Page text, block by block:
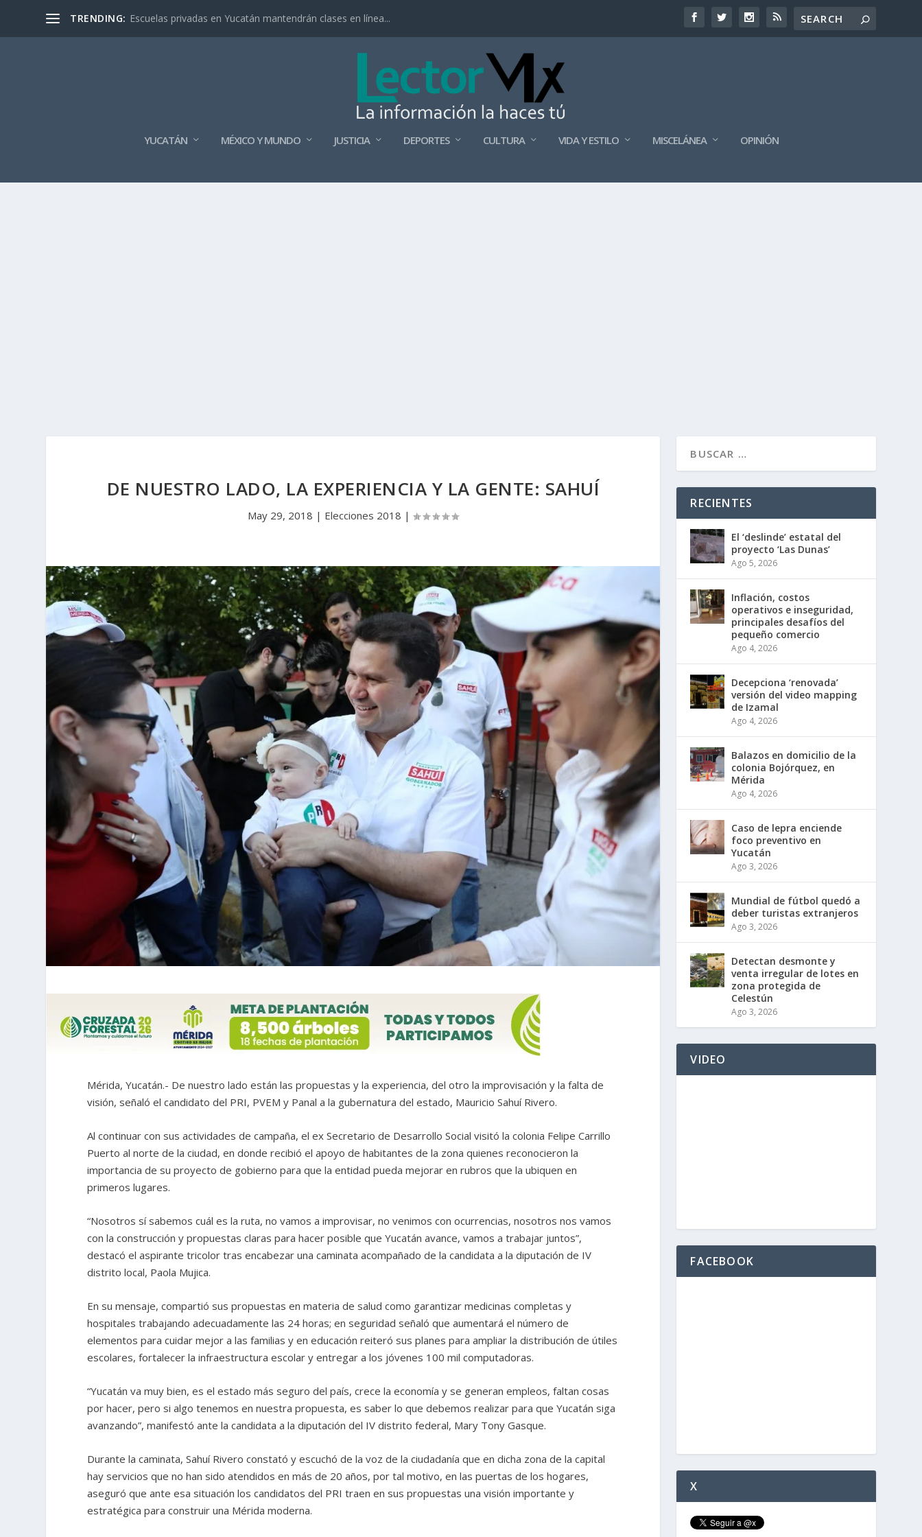
TRENDING: Escuelas privadas en Yucatán mantendrán clases en línea...
YUCATÁN MÉXICO Y MUNDO JUSTICIA DEPORTES CULTURA VIDA Y ESTILO MISCELÁNEA OPINIÓN
DE NUESTRO LADO, LA EXPERIENCIA Y LA GENTE: SAHUÍ
May 29, 2018 | Elecciones 2018 |
Mérida, Yucatán.- De nuestro lado están las propuestas y la experiencia, del otro la improvisación y la falta de
visión, señaló el candidato del PRI, PVEM y Panal a la gubernatura del estado, Mauricio Sahuí Rivero.
Al continuar con sus actividades de campaña, el ex Secretario de Desarrollo Social visitó la colonia Felipe Carrillo
Puerto al norte de la ciudad, en donde recibió el apoyo de habitantes de la zona quienes reconocieron la
importancia de su proyecto de gobierno para que la entidad pueda mejorar en rubros que la ubiquen en
primeros lugares.
“Nosotros sí sabemos cuál es la ruta, no vamos a improvisar, no venimos con ocurrencias, nosotros nos vamos
con la construcción y propuestas claras para hacer posible que Yucatán avance, vamos a trabajar juntos”,
destacó el aspirante tricolor tras encabezar una caminata acompañado de la candidata a la diputación de IV
distrito local, Paola Mujica.
En su mensaje, compartió sus propuestas en materia de salud como garantizar medicinas completas y
hospitales trabajando adecuadamente las 24 horas; en seguridad señaló que aumentará el número de
elementos para cuidar mejor a las familias y en educación reiteró sus planes para ampliar la distribución de útiles
escolares, fortalecer la infraestructura escolar y entregar a los jóvenes 100 mil computadoras.
“Yucatán va muy bien, es el estado más seguro del país, crece la economía y se generan empleos, faltan cosas
por hacer, pero si algo tenemos en nuestra propuesta, es saber lo que debemos realizar para que Yucatán siga
avanzando”, manifestó ante la candidata a la diputación del IV distrito federal, Mary Tony Gasque.
Durante la caminata, Sahuí Rivero constató y escuchó de la voz de la ciudadanía que en dicha zona de la capital
hay servicios que no han sido atendidos en más de 20 años, por tal motivo, en las puertas de los hogares,
aseguró que ante esa situación los candidatos del PRI traen en sus propuestas una visión importante y
estratégica para construir una Mérida moderna.
RECIENTES
El ‘deslinde’ estatal del
proyecto ‘Las Dunas’
Ago 5, 2026
Inflación, costos
operativos e inseguridad,
principales desafíos del
pequeño comercio
Ago 4, 2026
Decepciona ‘renovada’
versión del video mapping
de Izamal
Ago 4, 2026
Balazos en domicilio de la
colonia Bojórquez, en
Mérida
Ago 4, 2026
Caso de lepra enciende
foco preventivo en
Yucatán
Ago 3, 2026
Mundial de fútbol quedó a
deber turistas extranjeros
Ago 3, 2026
Detectan desmonte y
venta irregular de lotes en
zona protegida de
Celestún
Ago 3, 2026
VIDEO
FACEBOOK
X